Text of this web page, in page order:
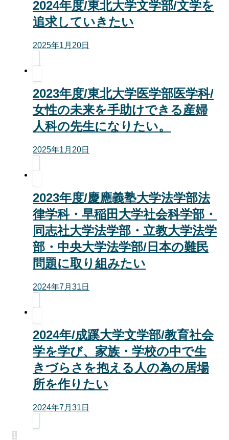
2024年度/東北大学文学部/文学を
追求していきたい
2025年1月20日
2023年度/東北大学医学部医学科/
女性の未来を手助けできる産婦
人科の先生になりたい。
2025年1月20日
2023年度/慶應義塾大学法学部法
律学科・早稲田大学社会科学部・
同志社大学法学部・立教大学法学
部・中央大学法学部/日本の難民
問題に取り組みたい
2024年7月31日
2024年/成蹊大学文学部/教育社会
学を学び、家族・学校の中で生
きづらさを抱える人の為の居場
所を作りたい
2024年7月31日
1